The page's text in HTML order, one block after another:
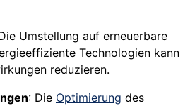
Umstellung auf erneuerbare
Technologien kann
reduzieren.
: Die Optimierung des